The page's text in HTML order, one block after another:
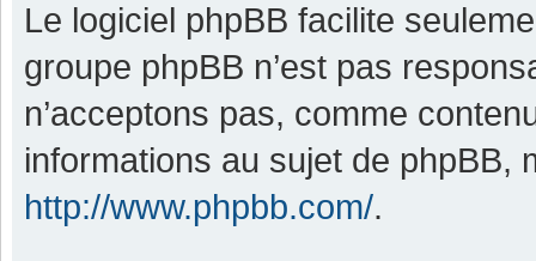
Le logiciel phpBB facilite
groupe phpBB n’est pas
n’acceptons pas, comme
informations au sujet de phpBB,
http://www.phpbb.com/.